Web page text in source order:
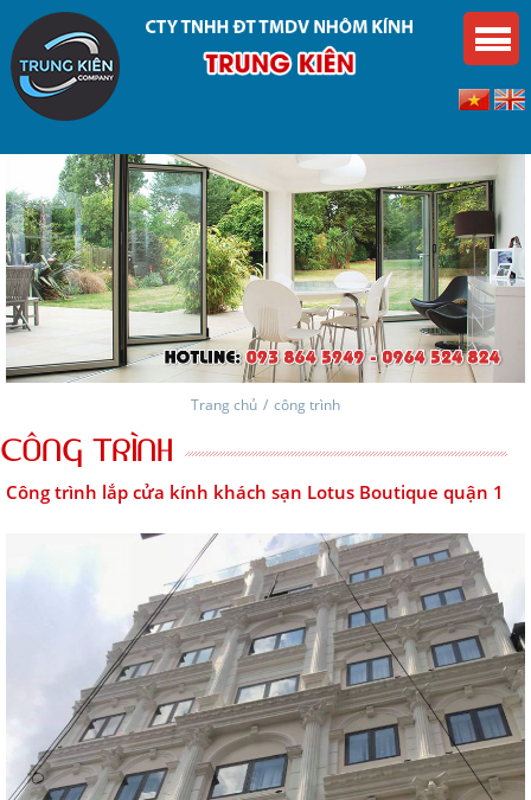
Trang chủ / công trình
CÔNG TRÌNH
Công trình lắp cửa kính khách sạn Lotus Boutique quận 1